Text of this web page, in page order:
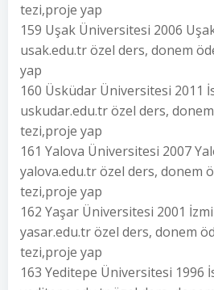
tezi,proje yap
159 Uşak Üniversitesi 2006
usak.edu.tr özel ders, donem
yap
160 Üsküdar Üniversitesi 2011
uskudar.edu.tr özel ders,
tezi,proje yap
161 Yalova Üniversitesi 2007
yalova.edu.tr özel ders, donem
tezi,proje yap
162 Yaşar Üniversitesi 2001
yasar.edu.tr özel ders, donem
tezi,proje yap
163 Yeditepe Üniversitesi 1996